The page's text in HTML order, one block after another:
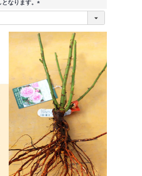
なります。
(
須
)